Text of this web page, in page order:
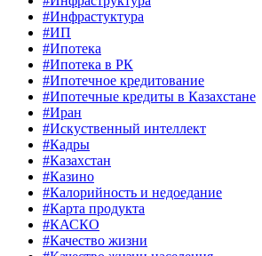
#Инфрастуктура
#ИП
#Ипотека
#Ипотека в РК
#Ипотечное кредитование
#Ипотечные кредиты в Казахстане
#Иран
#Искуственный интеллект
#Кадры
#Казахстан
#Казино
#Калорийность и недоедание
#Карта продукта
#КАСКО
#Качество жизни